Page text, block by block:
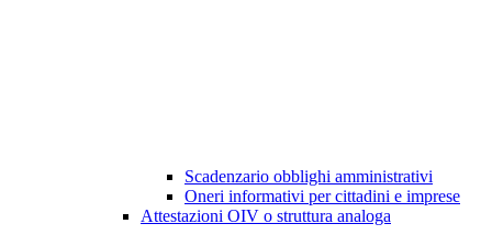
Scadenzario obblighi amministrativi
Oneri informativi per cittadini e imprese
Attestazioni OIV o struttura analoga